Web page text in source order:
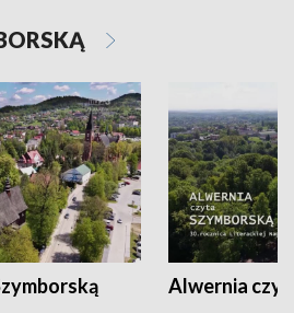
Alwernia